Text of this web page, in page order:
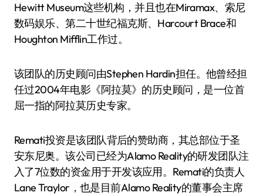
Hewitt Museum这些机构，并且也在Miramax、索尼
数码娱乐、第二十世纪福克斯、Harcourt Brace和
Houghton Mifflin工作过。
该团队的历史顾问由Stephen Hardin担任。他曾经担
任过2004年电影《阿拉莫》的历史顾问，是一位首
屈一指的阿拉莫历史专家。
Remati投资是该团队背后的赞助商，其总部位于圣
安东尼奥。该公司已经为Alamo Reality的研发团队注
入了7位数的资金用于开发该应用。Remati的负责人
Lane Traylor，也是目前Alamo Reality的董事会主席